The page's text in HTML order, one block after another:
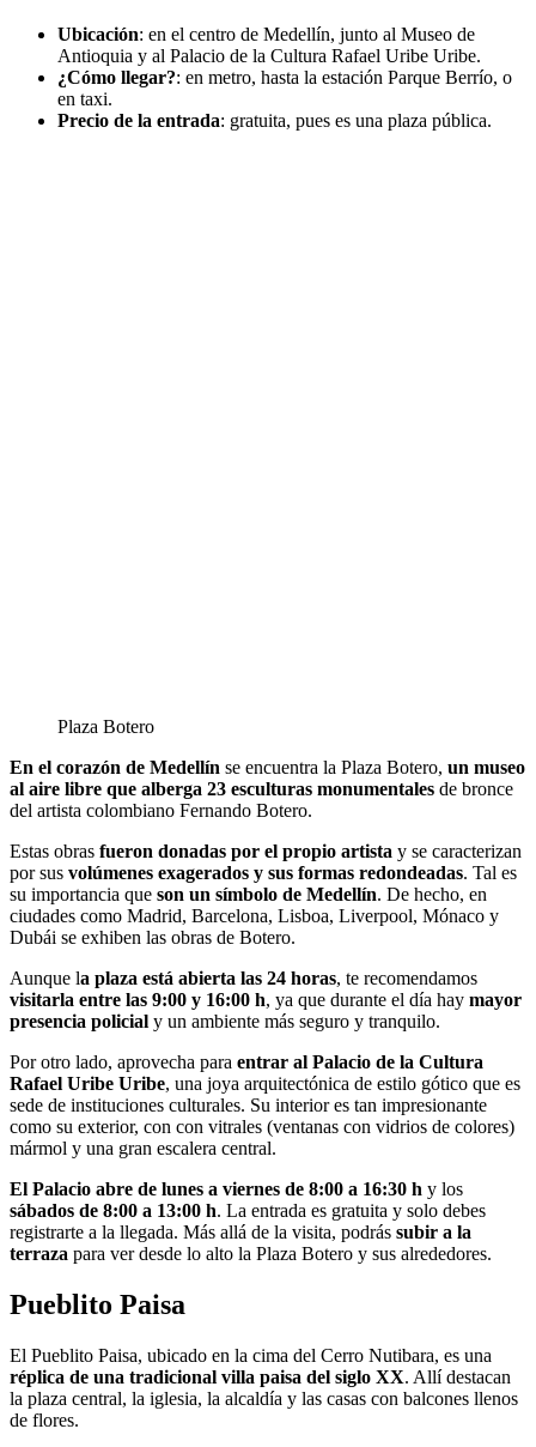
Ubicación: en el centro de Medellín, junto al Museo de
Antioquia y al Palacio de la Cultura Rafael Uribe Uribe.
¿Cómo llegar?: en metro, hasta la estación Parque Berrío, o
en taxi.
Precio de la entrada: gratuita, pues es una plaza pública.
Plaza Botero
En el corazón de Medellín se encuentra la Plaza Botero, un museo
al aire libre que alberga 23 esculturas monumentales de bronce
del artista colombiano Fernando Botero.
Estas obras fueron donadas por el propio artista y se caracterizan
por sus volúmenes exagerados y sus formas redondeadas. Tal es
su importancia que son un símbolo de Medellín. De hecho, en
ciudades como Madrid, Barcelona, Lisboa, Liverpool, Mónaco y
Dubái se exhiben las obras de Botero.
Aunque la plaza está abierta las 24 horas, te recomendamos
visitarla entre las 9:00 y 16:00 h, ya que durante el día hay mayor
presencia policial y un ambiente más seguro y tranquilo.
Por otro lado, aprovecha para entrar al Palacio de la Cultura
Rafael Uribe Uribe, una joya arquitectónica de estilo gótico que es
sede de instituciones culturales. Su interior es tan impresionante
como su exterior, con con vitrales (ventanas con vidrios de colores)
mármol y una gran escalera central.
El Palacio abre de lunes a viernes de 8:00 a 16:30 h y los
sábados de 8:00 a 13:00 h. La entrada es gratuita y solo debes
registrarte a la llegada. Más allá de la visita, podrás subir a la
terraza para ver desde lo alto la Plaza Botero y sus alrededores.
Pueblito Paisa
El Pueblito Paisa, ubicado en la cima del Cerro Nutibara, es una
réplica de una tradicional villa paisa del siglo XX. Allí destacan
la plaza central, la iglesia, la alcaldía y las casas con balcones llenos
de flores.